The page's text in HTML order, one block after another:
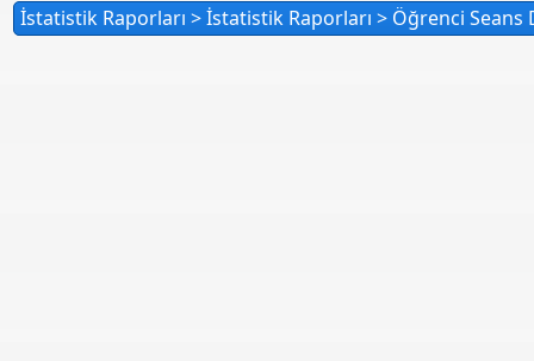
İstatistik Raporları > İstatistik Raporları > Öğrenci Seans